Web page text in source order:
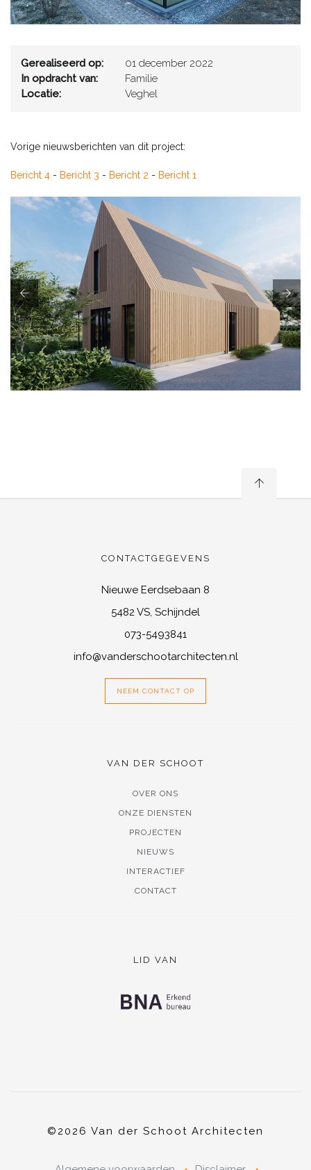
Gerealiseerd op:
01 december 2022
In opdracht van:
Familie
Locatie:
Veghel
Vorige nieuwsberichten van dit project:
Bericht 4 - Bericht 3 - Bericht 2 - Bericht 1
CONTACTGEGEVENS
Nieuwe Eerdsebaan 8
5482 VS, Schijndel
073-5493841
info@vanderschootarchitecten.nl
NEEM CONTACT OP
VAN DER SCHOOT
OVER ONS
ONZE DIENSTEN
PROJECTEN
NIEUWS
INTERACTIEF
CONTACT
LID VAN
©2026 Van der Schoot Architecten